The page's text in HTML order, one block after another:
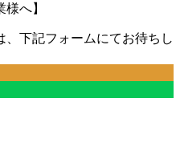
へ】
下記フォームにてお待ちし